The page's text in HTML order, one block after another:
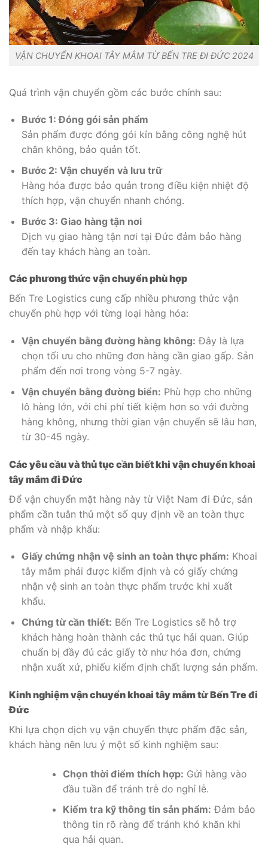
VẬN CHUYỂN KHOAI TÂY MẮM TỪ BẾN TRE ĐI ĐỨC 2024
Quá trình vận chuyển gồm các bước chính sau:
Bước 1: Đóng gói sản phẩm
Sản phẩm được đóng gói kín bằng công nghệ hút
chân không, bảo quản tốt.
Bước 2: Vận chuyển và lưu trữ
Hàng hóa được bảo quản trong điều kiện nhiệt độ
thích hợp, vận chuyển nhanh chóng.
Bước 3: Giao hàng tận nơi
Dịch vụ giao hàng tận nơi tại Đức đảm bảo hàng
đến tay khách hàng an toàn.
Các phương thức vận chuyển phù hợp
Bến Tre Logistics cung cấp nhiều phương thức vận
chuyển phù hợp với từng loại hàng hóa:
Vận chuyển bằng đường hàng không: Đây là lựa
chọn tối ưu cho những đơn hàng cần giao gấp. Sản
phẩm đến nơi trong vòng 5-7 ngày.
Vận chuyển bằng đường biển: Phù hợp cho những
lô hàng lớn, với chi phí tiết kiệm hơn so với đường
hàng không, nhưng thời gian vận chuyển sẽ lâu hơn,
từ 30-45 ngày.
Các yêu cầu và thủ tục cần biết khi vận chuyển khoai
tây mắm đi Đức
Để vận chuyển mặt hàng này từ Việt Nam đi Đức, sản
phẩm cần tuân thủ một số quy định về an toàn thực
phẩm và nhập khẩu:
Giấy chứng nhận vệ sinh an toàn thực phẩm: Khoai
tây mắm phải được kiểm định và có giấy chứng
nhận vệ sinh an toàn thực phẩm trước khi xuất
khẩu.
Chứng từ cần thiết: Bến Tre Logistics sẽ hỗ trợ
khách hàng hoàn thành các thủ tục hải quan. Giúp
chuẩn bị đầy đủ các giấy tờ như hóa đơn, chứng
nhận xuất xứ, phiếu kiểm định chất lượng sản phẩm.
Kinh nghiệm vận chuyển khoai tây mắm từ Bến Tre đi
Đức
Khi lựa chọn dịch vụ vận chuyển thực phẩm đặc sản,
khách hàng nên lưu ý một số kinh nghiệm sau:
Chọn thời điểm thích hợp: Gửi hàng vào
đầu tuần để tránh trễ do nghỉ lễ.
Kiểm tra kỹ thông tin sản phẩm: Đảm bảo
thông tin rõ ràng để tránh khó khăn khi
qua hải quan.